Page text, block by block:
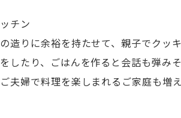
チン
造りに余裕を持たせて、親子でクッ
したり、ごはんを作ると会話も弾み
夫婦で料理を楽しまれるご家庭も増